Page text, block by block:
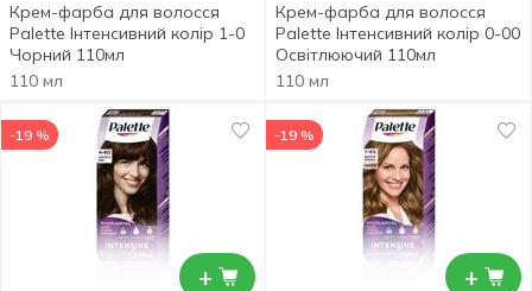
Крем-фарба для волосся
Palette Інтенсивний колір 1-0
Чорний 110мл
110 мл
Крем-фарба для волосся
Palette Інтенсивний колір 0-00
Освітлюючий 110мл
110 мл
+
-19 %
+
-19 %